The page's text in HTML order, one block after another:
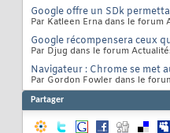
Google offre un SDk
Par Katleen Erna dans le forum
Google récompensera ceux
Par Djug dans le forum
Navigateur : Chrome se met
Par Gordon Fowler dans le
Partager